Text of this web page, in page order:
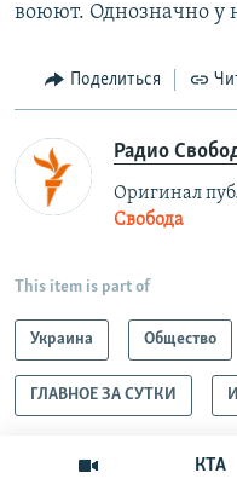
КТА
воюют. Однозначно у
Поделиться
Радио
Оригинал
Свобода
This item is part of
Украина Общество
ГЛАВНОЕ ЗА СУТКИ
ЧИТАЙТЕ ТАКЖЕ: